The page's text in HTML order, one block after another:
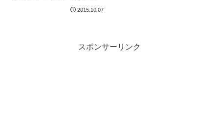
次のイベントは「パレー
2015.10.07
スポンサーリンク